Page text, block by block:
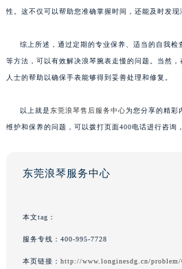
性。这不仅可以帮助您准确掌握时间，还能及时发现
综上所述，通过定期的专业保养、适当的自我
等方法，可以有效解决浪琴腕表走慢的问题。当然
人士的帮助以确保手表能够得到妥善处理和修复。
以上就是东莞浪琴售后服务中心为您分享的精彩
维护和保养的问题，可以拨打页面400电话进行咨询
东莞浪琴服务中心
本文tag：
服务专线： 400-995-7728
本页链接： http://www.longinesdg.cn/